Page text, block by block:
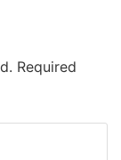
Required